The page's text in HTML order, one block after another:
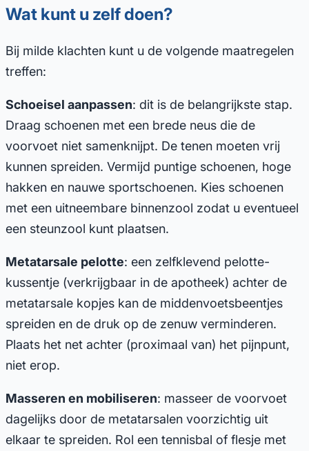
Wat kunt u zelf doen?
Bij milde klachten kunt u de volgende maatregelen
treffen:
Schoeisel aanpassen: dit is de belangrijkste stap.
Draag schoenen met een brede neus die de
voorvoet niet samenknijpt. De tenen moeten vrij
kunnen spreiden. Vermijd puntige schoenen, hoge
hakken en nauwe sportschoenen. Kies schoenen
met een uitneembare binnenzool zodat u eventueel
een steunzool kunt plaatsen.
Metatarsale pelotte: een zelfklevend pelotte-
kussentje (verkrijgbaar in de apotheek) achter de
metatarsale kopjes kan de middenvoetsbeentjes
spreiden en de druk op de zenuw verminderen.
Plaats het net achter (proximaal van) het pijnpunt,
niet erop.
Masseren en mobiliseren: masseer de voorvoet
dagelijks door de metatarsalen voorzichtig uit
elkaar te spreiden. Rol een tennisbal of flesje met